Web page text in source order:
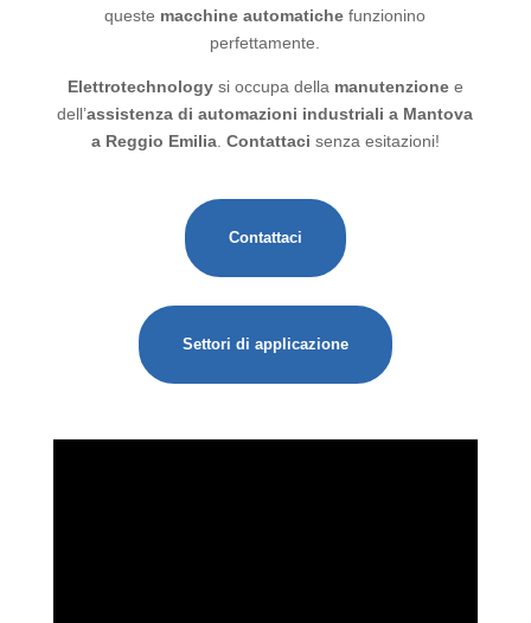
queste macchine automatiche funzionino
perfettamente.
Elettrotechnologysi occupa della manutenzione e
dell’assistenza di automazioni industriali a Mantova
a Reggio Emilia. Contattaci senza esitazioni!
Contattaci
Settori di applicazione